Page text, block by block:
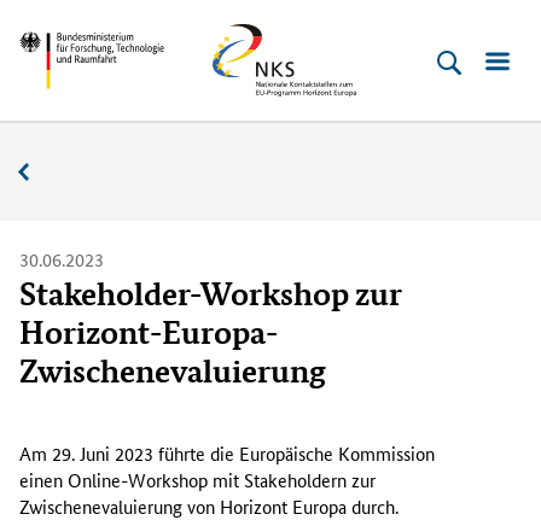
zum
Inhalt
(Eingabetaste)
zum
Hauptmenu
(Eingabetaste)
zur
Suche
(Eingabetaste)
zur
Fußleiste
(Enter)
Bundesministerium
Technologie
Horizont
Europa
30.06.2023
Stakeholder-Workshop zur
Horizont-Europa-
Zwischenevaluierung
m
2
9
Am 29. Juni 2023 führte die Europäische Kommission
einen Online-Workshop mitStakeholdern zur
Zwischenevaluierung von Horizont Europa durch.